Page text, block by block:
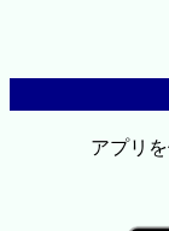
アプリ